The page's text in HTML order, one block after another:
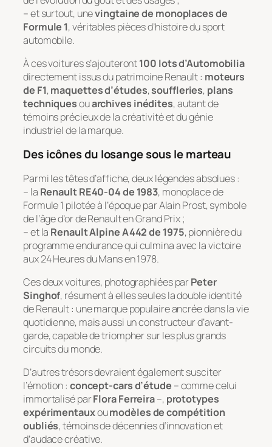
– et surtout, unevingtaine de monoplaces de
Formule 1, véritables pièces d’histoire du sport
automobile.
À ces voitures s’ajouteront100 lots d’Automobilia
directement issus du patrimoine Renault : moteurs
de F1,maquettes d’études,souffleries, plans
techniquesouarchives inédites, autant de
témoins précieux de la créativité et du génie
industriel de la marque.
Des icônes du losange sous le marteau
Parmi les têtes d’affiche, deux légendes absolues :
– la Renault RE40-04 de 1983, monoplace de
Formule 1 pilotée à l’époque par Alain Prost, symbole
de l’âge d’or de Renault en Grand Prix ;
– et la Renault Alpine A442 de 1975, pionnière du
programme endurance qui culmina avec la victoire
aux 24 Heures du Mans en 1978.
Ces deux voitures, photographiées parPeter
Singhof, résument à elles seules la double identité
de Renault : une marque populaire ancrée dans la vie
quotidienne, mais aussi un constructeur d’avant-
garde, capable de triompher sur les plus grands
circuits du monde.
D’autres trésors devraient également susciter
l’émotion : concept-cars d’étude – comme celui
immortalisé parFlora Ferreira–, prototypes
expérimentauxoumodèles de compétition
oubliés, témoins de décennies d’innovation et
d’audace créative.